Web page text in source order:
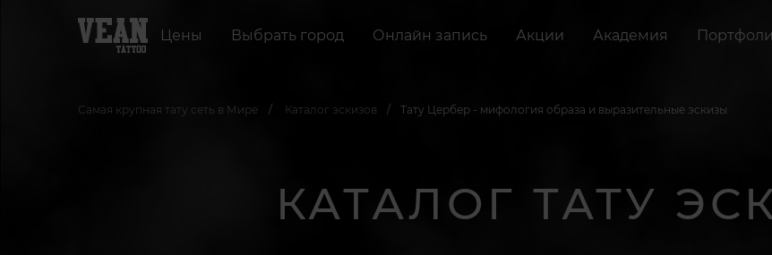
Цены Выбрать город Онлайн запись Акции Академия
Самая крупная тату сеть в Мире Каталог эскизов Тату Цербер - мифология образа и выразительные эскизы
КАТАЛОГ ТАТУ